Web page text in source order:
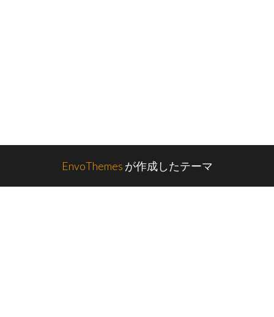
EnvoThemes が作成したテーマ